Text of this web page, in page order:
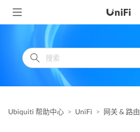
Ubiquiti 帮助中心 UniFi 网关 & 路由